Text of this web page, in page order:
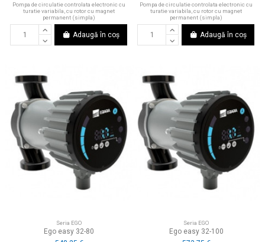
Pompa de circulatie controlata electronic cu
turatie variabila, cu rotor cu magnet
permanent (simpla)
Adaugă în coș
Pompa de circulatie controlata electronic cu
turatie variabila, cu rotor cu magnet
permanent (simpla)
Adaugă în coș
Seria EGO
Ego easy 32-80
Seria EGO
Ego easy 32-100